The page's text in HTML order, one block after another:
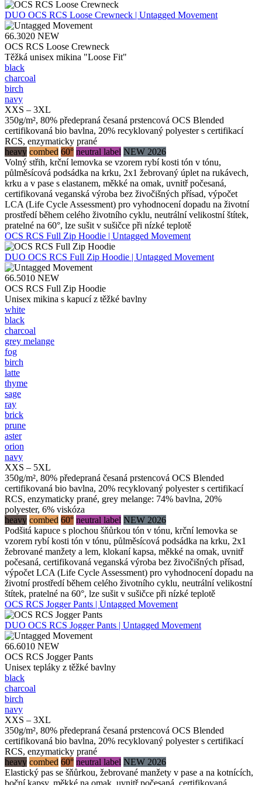
DUO OCS RCS Loose Crewneck | Untagged Movement
66.3020 NEW
OCS RCS Loose Crewneck
Těžká unisex mikina "Loose Fit"
black
charcoal
birch
navy
XXS – 3XL
350g/m², 80% předepraná česaná prstencová OCS Blended
certifikovaná bio bavlna, 20% recyklovaný polyester s certifikací
RCS, enzymaticky prané
heavy combed 60° neutral label NEW 2026
Volný střih, krční lemovka se vzorem rybí kosti tón v tónu,
půlměsícová podsádka na krku, 2x1 žebrovaný úplet na rukávech,
krku a v pase s elastanem, měkké na omak, uvnitř počesaná,
certifikovaná veganská výroba bez živočišných přísad, výpočet
LCA (Life Cycle Assessment) pro vyhodnocení dopadu na životní
prostředí během celého životního cyklu, neutrální velikostní štítek,
pratelné na 60°, lze sušit v sušičce při nízké teplotě
OCS RCS Full Zip Hoodie | Untagged Movement
DUO OCS RCS Full Zip Hoodie | Untagged Movement
66.5010 NEW
OCS RCS Full Zip Hoodie
Unisex mikina s kapucí z těžké bavlny
white
black
charcoal
grey melange
fog
birch
latte
thyme
sage
ray
brick
prune
aster
orion
navy
XXS – 5XL
350g/m², 80% předepraná česaná prstencová OCS Blended
certifikovaná bio bavlna, 20% recyklovaný polyester s certifikací
RCS, enzymaticky prané, grey melange: 74% bavlna, 20%
polyester, 6% viskóza
heavy combed 60° neutral label NEW 2026
Podšitá kapuce s plochou šňůrkou tón v tónu, krční lemovka se
vzorem rybí kosti tón v tónu, půlměsícová podsádka na krku, 2x1
žebrované manžety a lem, klokaní kapsa, měkké na omak, uvnitř
počesaná, certifikovaná veganská výroba bez živočišných přísad,
výpočet LCA (Life Cycle Assessment) pro vyhodnocení dopadu na
životní prostředí během celého životního cyklu, neutrální velikostní
štítek, pratelné na 60°, lze sušit v sušičce při nízké teplotě
OCS RCS Jogger Pants | Untagged Movement
DUO OCS RCS Jogger Pants | Untagged Movement
66.6010 NEW
OCS RCS Jogger Pants
Unisex tepláky z těžké bavlny
black
charcoal
birch
navy
XXS – 3XL
350g/m², 80% předepraná česaná prstencová OCS Blended
certifikovaná bio bavlna, 20% recyklovaný polyester s certifikací
RCS, enzymaticky prané
heavy combed 60° neutral label NEW 2026
Elastický pas se šňůrkou, žebrované manžety v pase a na kotnících,
boční kapsy, měkké na omak, uvnitř počesaná, certifikovaná